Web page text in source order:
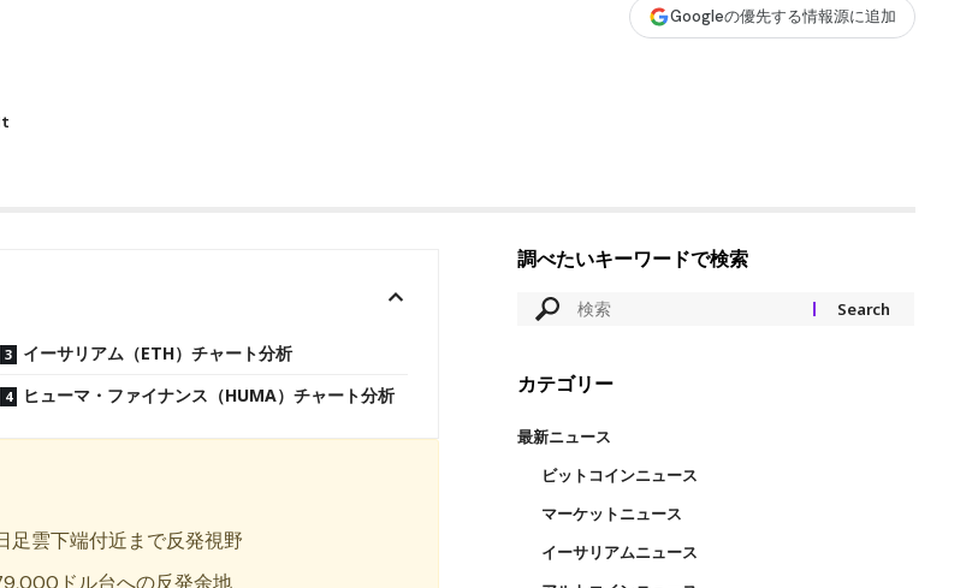
Googleの優先する情報源に追加
イーサリアム（ETH）チャート分析
ヒューマ・ファイナンス（HUMA）チャート分析
足雲下端付近まで反発視野
ドル台への反発余地
調べたいキーワードで検索
カテゴリー
最新ニュース
ビットコインニュース
マーケットニュース
イーサリアムニュース